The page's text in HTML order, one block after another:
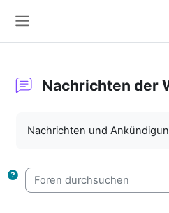
Nachrichten der
Nachrichten und
Foren durchsuchen